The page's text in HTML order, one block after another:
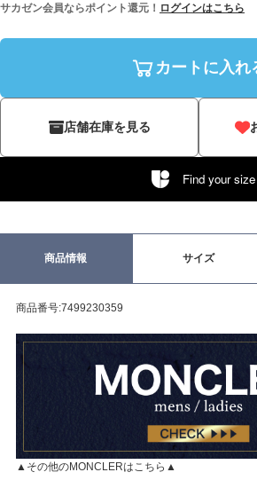
サカゼン会員ならポイント還元！ ログインはこちら
カートに入れ
店舗在庫を見る
Find your size
商品情報 サイズ
商品番号:7499230359
▲その他のMONCLERはこちら▲